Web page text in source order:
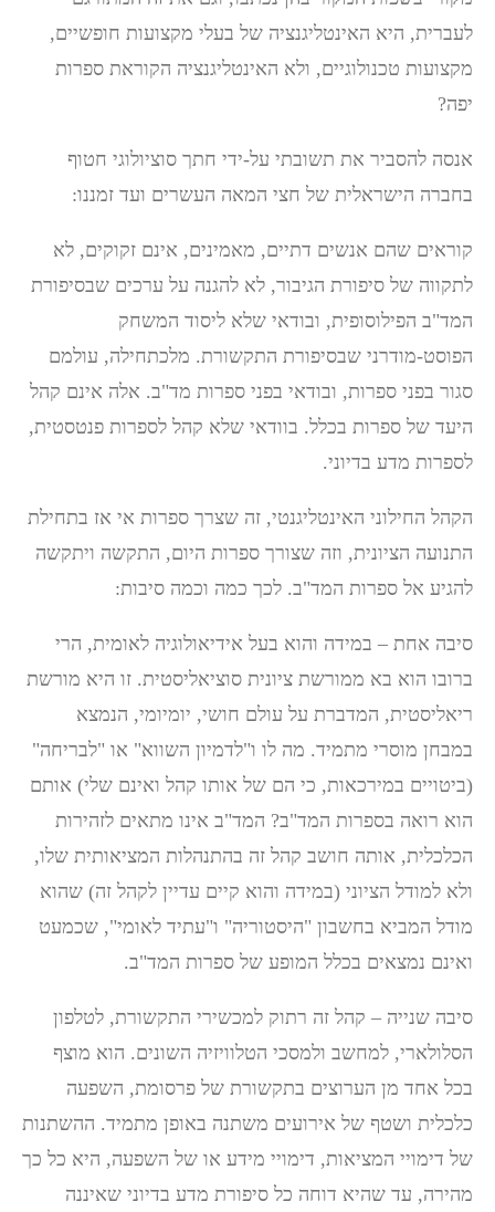
לעברית, היא האינטליגנציה של בעלי מקצועות חופשיים,
מקצועות טכנולוגיים, ולא האינטליגנציה הקוראת ספרות
יפה?
אנסה להסביר את תשובתי על-ידי חתך סוציולוגי חטוף
בחברה הישראלית של חצי המאה העשרים ועד זמננו:
קוראים שהם אנשים דתיים, מאמינים, אינם זקוקים, לא
לתקווה של סיפורת הגיבור, לא להגנה על ערכים שבסיפורת
המד"ב הפילוסופית, ובודאי שלא ליסוד המשחק
הפוסט-מודרני שבסיפורת התקשורת. מלכתחילה, עולמם
סגור בפני ספרות, ובודאי בפני ספרות מד"ב. אלה אינם קהל
היעד של ספרות בכלל. בוודאי שלא קהל לספרות פנטסטית,
לספרות מדע בדיוני.
הקהל החילוני האינטליגנטי, זה שצרך ספרות אי אז בתחילת
התנועה הציונית, וזה שצורך ספרות היום, התקשה ויתקשה
להגיע אל ספרות המד"ב. לכך כמה וכמה סיבות:
סיבה אחת – במידה והוא בעל אידיאולוגיה לאומית, הרי
ברובו הוא בא ממורשת ציונית סוציאליסטית. זו היא מורשת
ריאליסטית, המדברת על עולם חושי, יומיומי, הנמצא
במבחן מוסרי מתמיד. מה לו ו"לדמיון השווא" או "לבריחה"
(ביטויים במירכאות, כי הם של אותו קהל ואינם שלי) אותם
הוא רואה בספרות המד"ב? המד"ב אינו מתאים לזהירות
הכלכלית, אותה חושב קהל זה בהתנהלות המציאותית שלו,
ולא למודל הציוני (במידה והוא קיים עדיין לקהל זה) שהוא
מודל המביא בחשבון "היסטוריה" ו"עתיד לאומי", שכמעט
ואינם נמצאים בכלל המופע של ספרות המד"ב.
סיבה שנייה – קהל זה רתוק למכשירי התקשורת, לטלפון
הסלולארי, למחשב ולמסכי הטלוויזיה השונים. הוא מוצף
בכל אחד מן הערוצים בתקשורת של פרסומת, השפעה
כלכלית ושטף של אירועים משתנה באופן מתמיד. ההשתנות
של דימויי המציאות, דימויי מידע או של השפעה, היא כל כך
מהירה, עד שהיא דוחה כל סיפורת מדע בדיוני שאיננה